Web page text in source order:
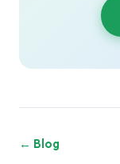
← Blog